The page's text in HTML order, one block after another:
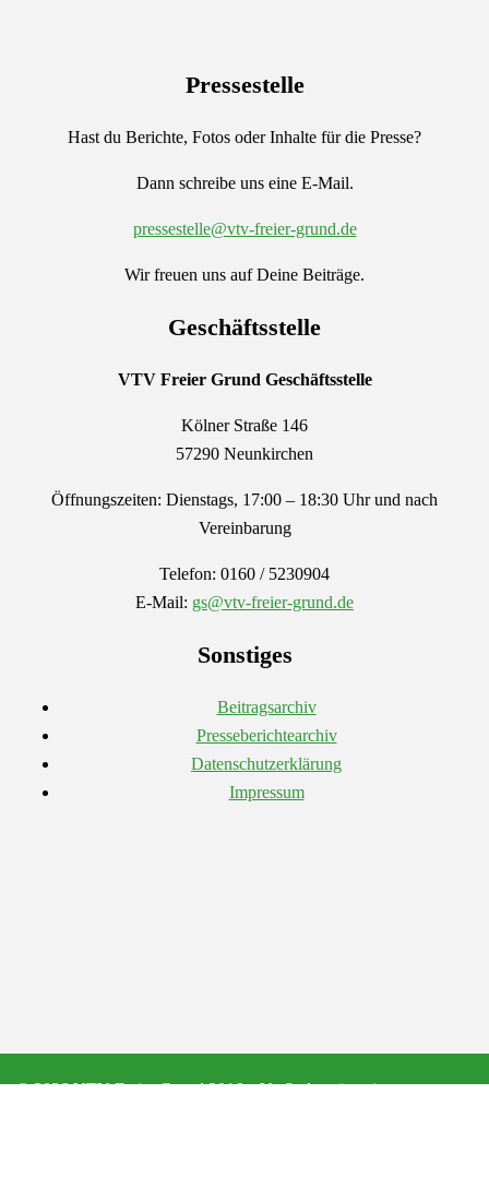
Pressestelle
Hast du Berichte, Fotos oder Inhalte für die Presse?
Dann schreibe uns eine E-Mail.
pressestelle@vtv-freier-grund.de
Wir freuen uns auf Deine Beiträge.
Geschäftsstelle
VTV Freier Grund Geschäftsstelle
Kölner Straße 146
57290 Neunkirchen
Öffnungszeiten: Dienstags, 17:00 – 18:30 Uhr und nach
Vereinbarung
Telefon: 0160 / 5230904
E-Mail: gs@vtv-freier-grund.de
Sonstiges
Beitragsarchiv
Presseberichtearchiv
Datenschutzerklärung
Impressum
© 2026 VTV Freier Grund 2016 e.V.. Stolz präsentiert von